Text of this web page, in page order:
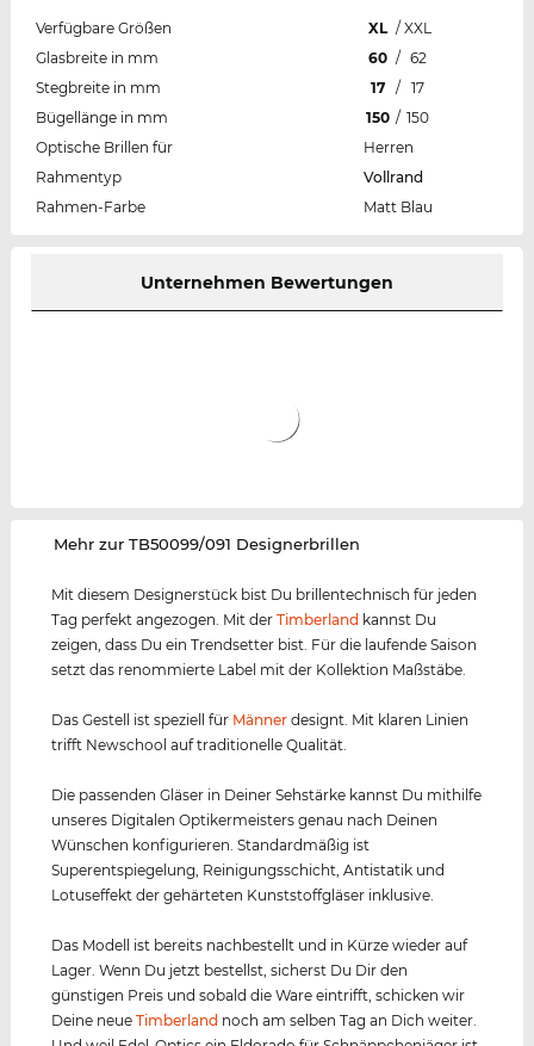
Verfügbare Größen XL / XXL
Glasbreite in mm
60 / 62
Stegbreite in mm
17 /
17
Bügellänge in mm
150 / 150
Optische Brillen für
Herren
Rahmentyp
Vollrand
Rahmen-Farbe
Matt Blau
Unternehmen Bewertungen
‌Mehr zur TB50099/091 Designerbrillen
Mit diesem Designerstück bist Du brillentechnisch für jeden
Tag perfekt angezogen. Mit derTimberland kannst Du
zeigen, dass Du ein Trendsetter bist. Für die laufende Saison
setzt das renommierte Label mit der Kollektion Maßstäbe.
Das Gestell ist speziell für Männer designt. Mit klaren Linien
trifft Newschool auf traditionelle Qualität.
Die passenden Gläser in Deiner Sehstärke kannst Du mithilfe
unseres Digitalen Optikermeisters genau nach Deinen
Wünschen konfigurieren. Standardmäßig ist
Superentspiegelung, Reinigungsschicht, Antistatik und
Lotuseffekt der gehärteten Kunststoffgläser inklusive.
Das Modell ist bereits nachbestellt und in Kürze wieder auf
Lager. Wenn Du jetzt bestellst, sicherst Du Dir den
günstigen Preis und sobald die Ware eintrifft, schicken wir
Deine neueTimberland noch am selben Tag an Dich weiter.